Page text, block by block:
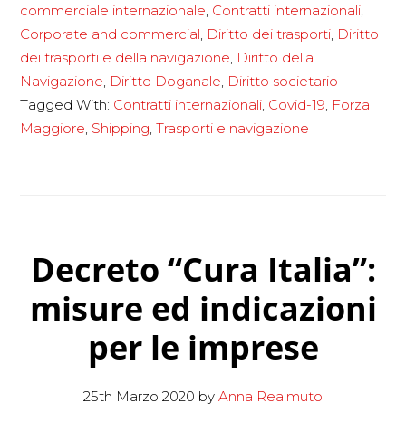
e
gestione
dei
contratti
commerciale internazionale, Contratti internazionali,
Corporate and commercial, Diritto dei trasporti, Diritto
dei trasporti e della navigazione, Diritto della
Navigazione, Diritto Doganale, Diritto societario
Tagged With: Contratti internazionali, Covid-19, Forza
Maggiore, Shipping,Trasporti e navigazione
Decreto “Cura Italia”:
misure ed indicazioni
per le imprese
25th Marzo 2020 by Anna Realmuto